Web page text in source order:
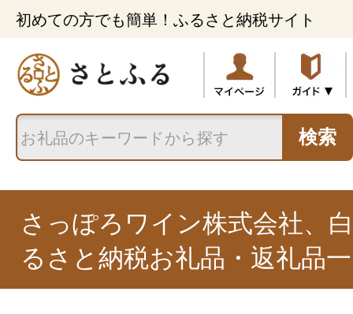
初めての方でも簡単！ふるさと納税サイト
検索
さっぽろワイン株式会社、
るさと納税お礼品・返礼品